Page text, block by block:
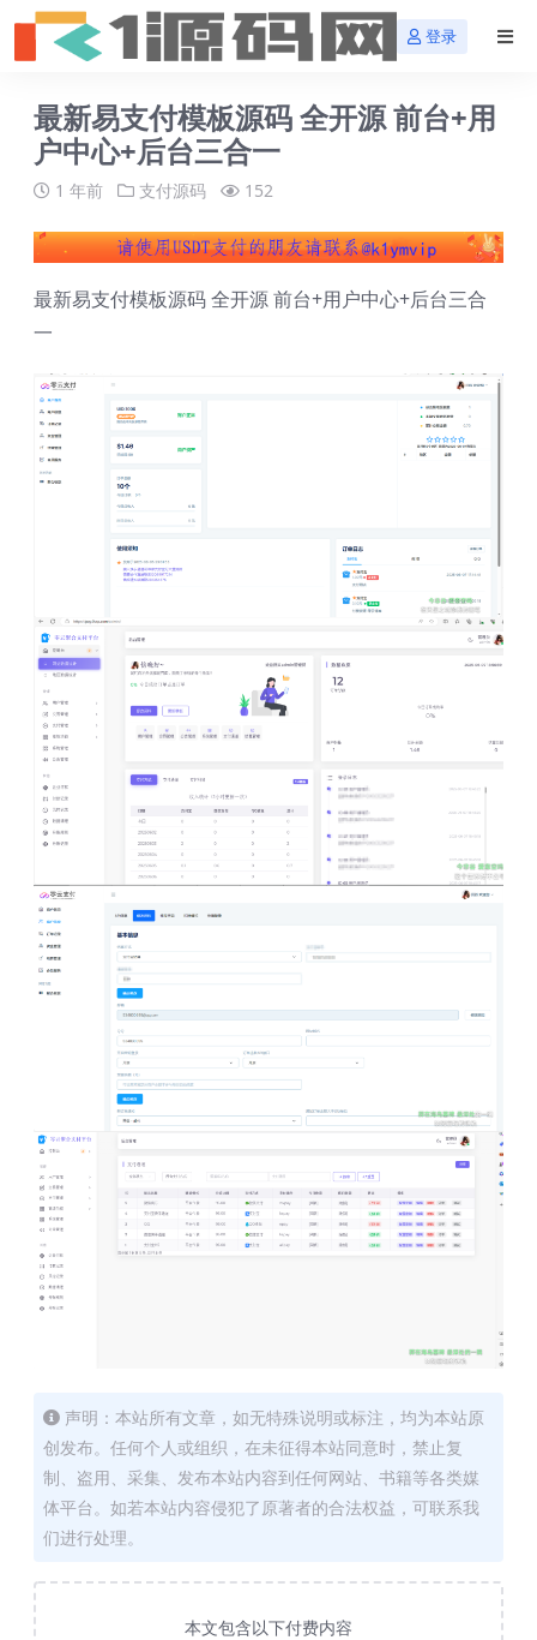
登录
最新易支付模板源码 全开源 前台+用
户中心+后台三合一
1 年前 支付源码 152
最新易支付模板源码 全开源 前台+用户中心+后台三合
一
声明：本站所有文章，如无特殊说明或标注，均为本站原
创发布。任何个人或组织，在未征得本站同意时，禁止复
制、盗用、采集、发布本站内容到任何网站、书籍等各类媒
体平台。如若本站内容侵犯了原著者的合法权益，可联系我
们进行处理。
本文包含以下付费内容